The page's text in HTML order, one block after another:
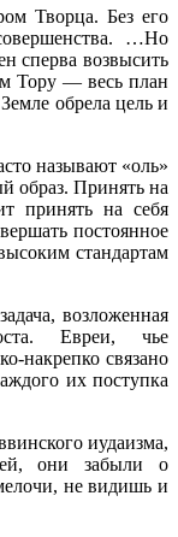
Творца. Без его
…Но
сперва возвысить
Тору — весь план
обрела цель и
называют «оль»
принять на себя
постоянное
стандартам
возложенная
Евреи, чье
накрепко связано
их поступка
иудаизма,
они забыли о
не видишь и